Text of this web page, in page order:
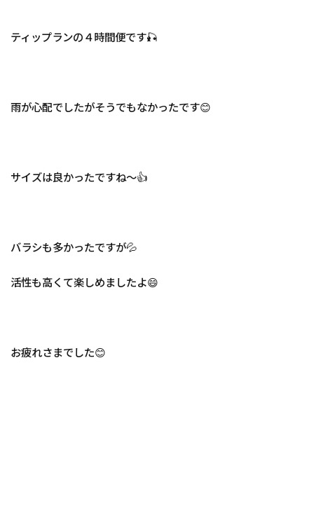
ティップランの４時間便です🎣
雨が心配でしたがそうでもなかったです😊
サイズは良かったですね～👍
バラシも多かったですが💦
活性も高くて楽しめましたよ😄
お疲れさまでした😊